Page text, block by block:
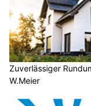
Zuverlässiger
W.Meier